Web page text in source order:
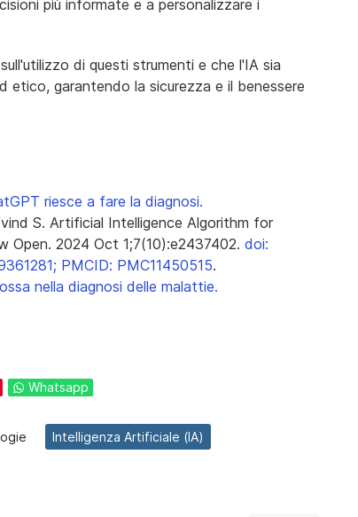
più informate e a personalizzare i
di questi strumenti e che l'IA sia
etico, garantendo la sicurezza e il benessere
riesce a fare la diagnosi.
S. Artificial Intelligence Algorithm for
Open. 2024 Oct 1;7(10):e2437402. doi:
PMCID: PMC11450515.
nella diagnosi delle malattie.
Whatsapp
Intelligenza Artificiale (IA)